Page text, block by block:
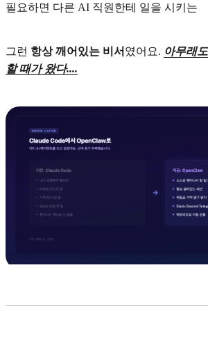
필요하면 다른 AI 직원한테 일을 시키는
그런 항상 깨어있는 비서 였어요. 아무래
할 때가 왔다....